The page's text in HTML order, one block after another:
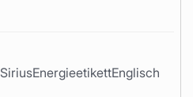
SiriusEnergieetikettEnglisch